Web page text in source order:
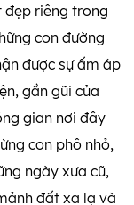
đẹp riêng trong
con đường
được sự ấm áp
gần gũi của
gian nơi đây
con phô nhỏ,
ngày xưa cũ,
đất xa lạ và